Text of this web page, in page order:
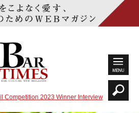
Competition 2023 Winner Interview